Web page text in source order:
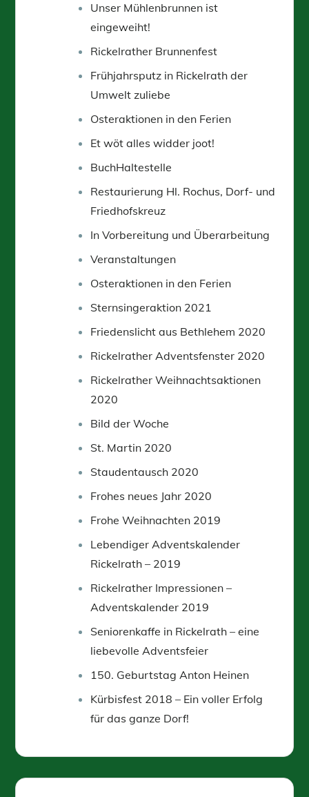
Unser Mühlenbrunnen ist
eingeweiht!
Rickelrather Brunnenfest
Frühjahrsputz in Rickelrath der
Umwelt zuliebe
Osteraktionen in den Ferien
Et wöt alles widder joot!
BuchHaltestelle
Restaurierung Hl. Rochus, Dorf- und
Friedhofskreuz
In Vorbereitung und Überarbeitung
Veranstaltungen
Osteraktionen in den Ferien
Sternsingeraktion 2021
Friedenslicht aus Bethlehem 2020
Rickelrather Adventsfenster 2020
Rickelrather Weihnachtsaktionen
2020
Bild der Woche
St. Martin 2020
Staudentausch 2020
Frohes neues Jahr 2020
Frohe Weihnachten 2019
Lebendiger Adventskalender
Rickelrath – 2019
Rickelrather Impressionen –
Adventskalender 2019
Seniorenkaffe in Rickelrath – eine
liebevolle Adventsfeier
150. Geburtstag Anton Heinen
Kürbisfest 2018 – Ein voller Erfolg
für das ganze Dorf!